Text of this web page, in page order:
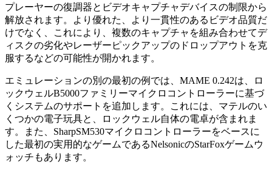
プレーヤーの復調器とビデオキャプチャデバイスの制限から
解放されます。より優れた、より一貫性のあるビデオ品質だ
けでなく、これにより、複数のキャプチャを組み合わせてデ
ィスクの劣化やレーザーピックアップのドロップアウトを克
服するなどの可能性が開かれます。
エミュレーションの別の最初の例では、MAME 0.242は、ロ
ックウェルB5000ファミリーマイクロコントローラーに基づ
くシステムのサポートを追加します。これには、マテルのい
くつかの電子玩具と、ロックウェル自体の電卓が含まれま
す。また、SharpSM530マイクロコントローラーをベースに
した最初の実用的なゲームであるNels​​onicのStarFoxゲームウ
ォッチもあります。